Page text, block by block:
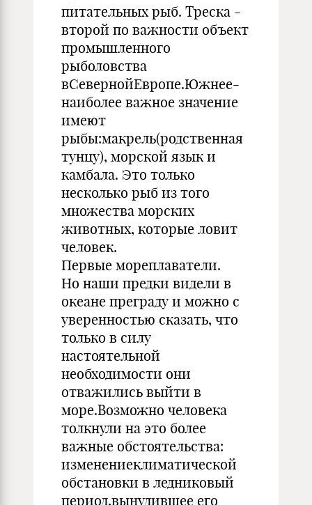
питательных рыб. Треска -
второй по важности объект
промышленного
рыболовства
вСевернойЕвропе.Южнее-
наиболее важное значение
имеют
рыбы:макрель(родственная
тунцу), морской язык и
камбала. Это только
несколько рыб из того
множества морских
животных, которые ловит
человек.
Первые мореплаватели.
Но наши предки видели в
океане преграду и можно с
уверенностью сказать, что
только в силу
настоятельной
необходимости они
отважились выйти в
море.Возможно человека
толкнули на это более
важные обстоятельства:
изменениеклиматической
обстановки в ледниковый
период,вынудившее его